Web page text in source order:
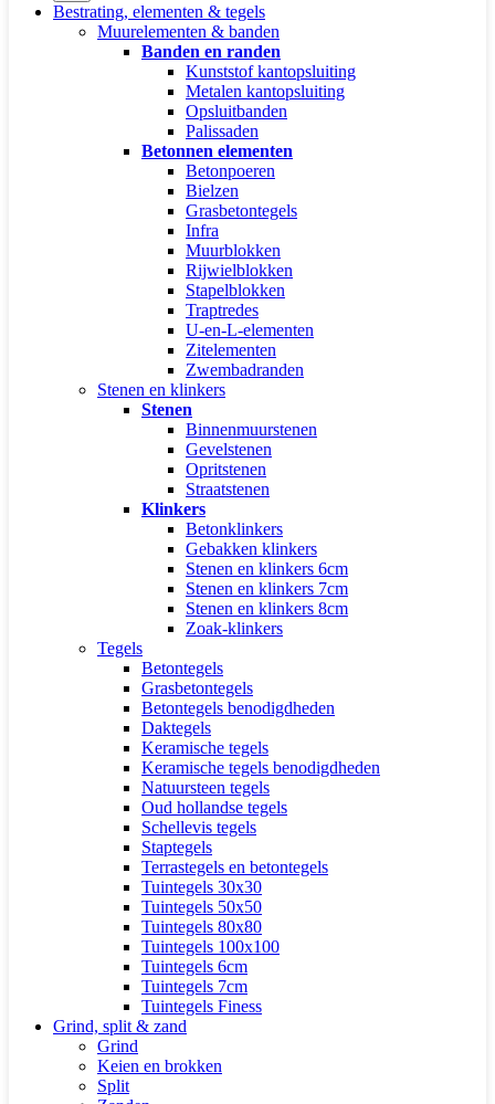
Bestrating, elementen & tegels
Muurelementen & banden
Banden en randen
Kunststof kantopsluiting
Metalen kantopsluiting
Opsluitbanden
Palissaden
Betonnen elementen
Betonpoeren
Bielzen
Grasbetontegels
Infra
Muurblokken
Rijwielblokken
Stapelblokken
Traptredes
U-en-L-elementen
Zitelementen
Zwembadranden
Stenen en klinkers
Stenen
Binnenmuurstenen
Gevelstenen
Opritstenen
Straatstenen
Klinkers
Betonklinkers
Gebakken klinkers
Stenen en klinkers 6cm
Stenen en klinkers 7cm
Stenen en klinkers 8cm
Zoak-klinkers
Tegels
Betontegels
Grasbetontegels
Betontegels benodigdheden
Daktegels
Keramische tegels
Keramische tegels benodigdheden
Natuursteen tegels
Oud hollandse tegels
Schellevis tegels
Staptegels
Terrastegels en betontegels
Tuintegels 30x30
Tuintegels 50x50
Tuintegels 80x80
Tuintegels 100x100
Tuintegels 6cm
Tuintegels 7cm
Tuintegels Finess
Grind, split & zand
Grind
Keien en brokken
Split